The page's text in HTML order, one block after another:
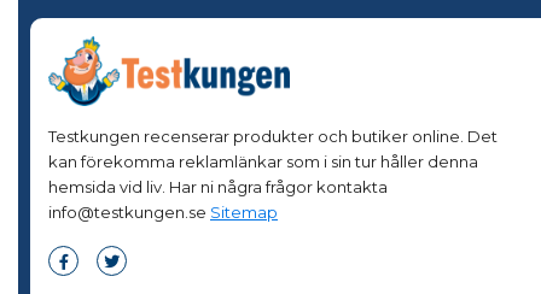
Testkungen recenserar produkter och butiker online. Det
kan förekomma reklamlänkar som i sin tur håller denna
hemsida vid liv. Har ni några frågor kontakta
info@testkungen.se Sitemap